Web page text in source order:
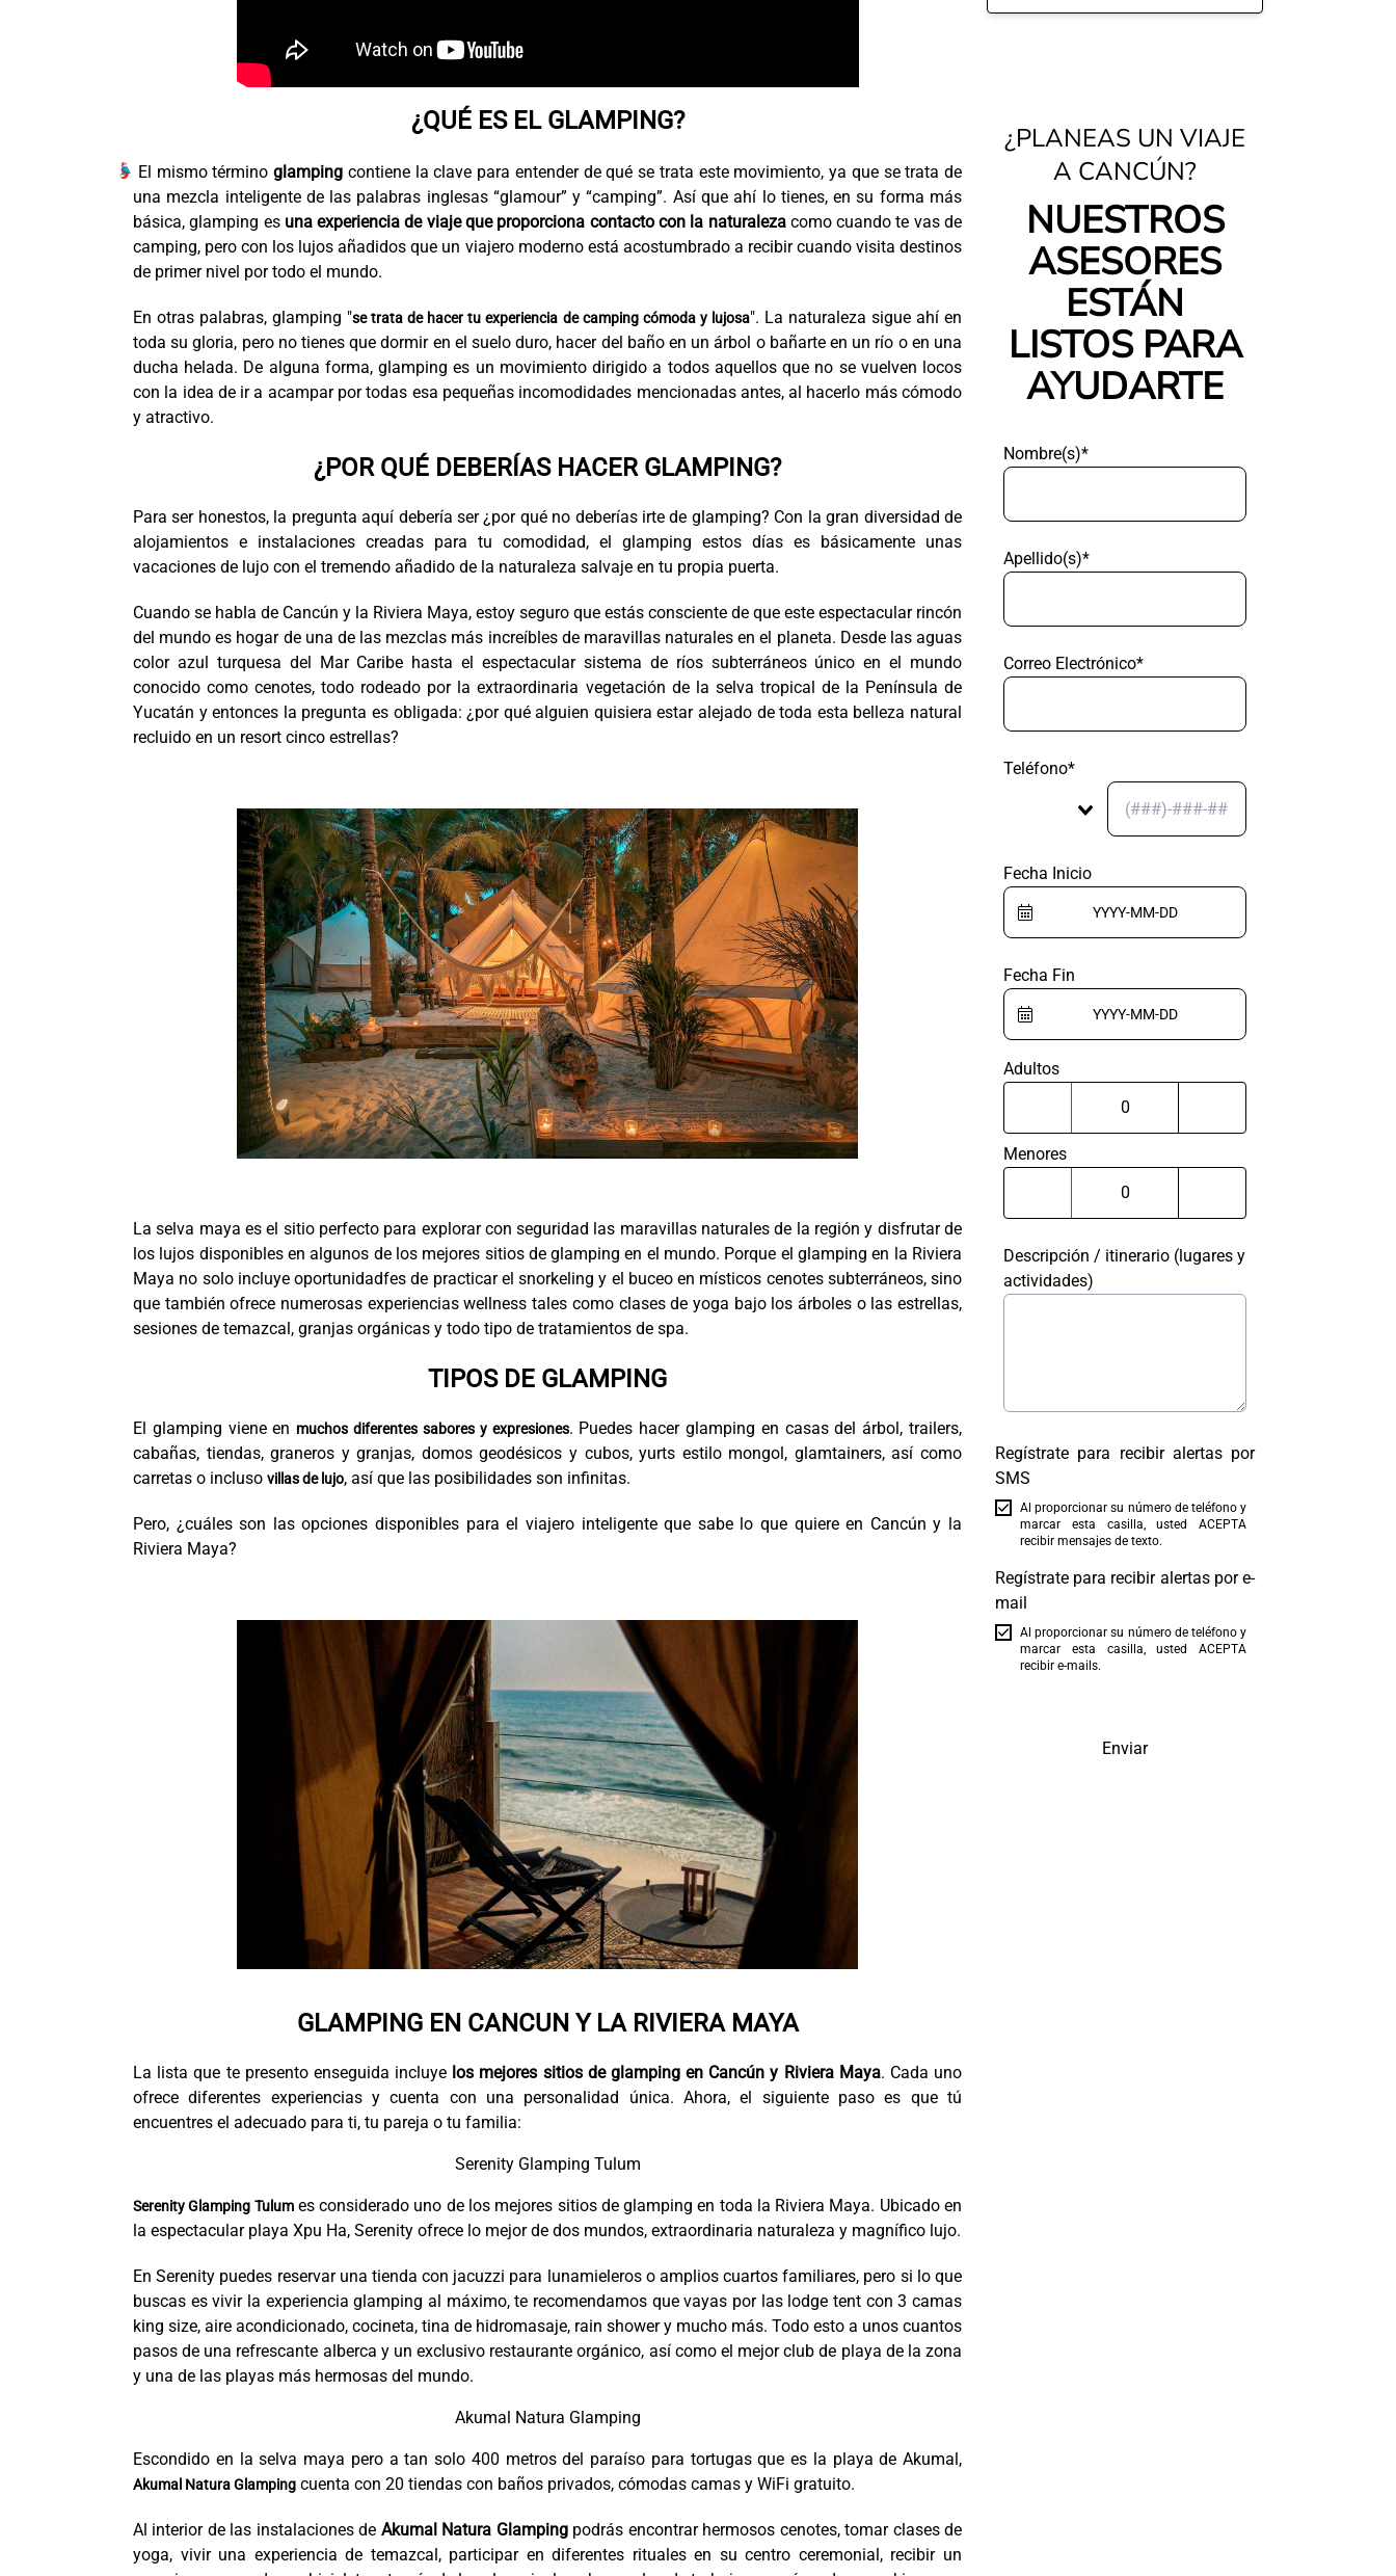
¿QUÉ ES EL GLAMPING?
El mismo término glamping contiene la clave para entender de qué se trata este movimiento, ya que se trata de
una mezcla inteligente de las palabras inglesas “glamour” y “camping”. Así que ahí lo tienes, en su forma más
básica, glamping es una experiencia de viaje que proporciona contacto con la naturalezacomo cuando te vas de
camping, pero con los lujos añadidos que un viajero moderno está acostumbrado a recibir cuando visita destinos
de primer nivel por todo el mundo.
En otras palabras, glamping "se trata de hacer tu experiencia de camping cómoda y lujosa". La naturaleza sigue ahí en
toda su gloria, pero no tienes que dormir en el suelo duro, hacer del baño en un árbol o bañarte en un río o en una
ducha helada. De alguna forma, glamping es un movimiento dirigido a todos aquellos que no se vuelven locos
con la idea de ir a acampar por todas esa pequeñas incomodidades mencionadas antes, al hacerlo más cómodo
y atractivo.
¿POR QUÉ DEBERÍAS HACER GLAMPING?
Para ser honestos, la pregunta aquí debería ser ¿por qué no deberías irte de glamping? Con la gran diversidad de
alojamientos e instalaciones creadas para tu comodidad, el glamping estos días es básicamente unas
vacaciones de lujo con el tremendo añadido de la naturaleza salvaje en tu propia puerta.
Cuando se habla de Cancún y la Riviera Maya, estoy seguro que estás consciente de que este espectacular rincón
del mundo es hogar de una de las mezclas más increíbles de maravillas naturales en el planeta. Desde las aguas
color azul turquesa del Mar Caribe hasta el espectacular sistema de ríos subterráneos único en el mundo
conocido como cenotes, todo rodeado por la extraordinaria vegetación de la selva tropical de la Península de
Yucatán y entonces la pregunta es obligada: ¿por qué alguien quisiera estar alejado de toda esta belleza natural
recluido en un resort cinco estrellas?
La selva maya es el sitio perfecto para explorar con seguridad las maravillas naturales de la región y disfrutar de
los lujos disponibles en algunos de los mejores sitios de glamping en el mundo. Porque el glamping en la Riviera
Maya no solo incluye oportunidadfes de practicar el snorkeling y el buceo en místicos cenotes subterráneos, sino
que también ofrece numerosas experiencias wellness tales como clases de yoga bajo los árboles o las estrellas,
sesiones de temazcal, granjas orgánicas y todo tipo de tratamientos de spa.
TIPOS DE GLAMPING
El glamping viene en muchos diferentes sabores y expresiones. Puedes hacer glamping en casas del árbol, trailers,
cabañas, tiendas, graneros y granjas, domos geodésicos y cubos, yurts estilo mongol, glamtainers, así como
carretas o incluso villas de lujo, así que las posibilidades son infinitas.
Pero, ¿cuáles son las opciones disponibles para el viajero inteligente que sabe lo que quiere en Cancún y la
Riviera Maya?
GLAMPING EN CANCUN Y LA RIVIERA MAYA
La lista que te presento enseguida incluye los mejores sitios de glamping en Cancún y Riviera Maya. Cada uno
ofrece diferentes experiencias y cuenta con una personalidad única. Ahora, el siguiente paso es que tú
encuentres el adecuado para ti, tu pareja o tu familia:
Serenity Glamping Tulum
Serenity Glamping Tulumes considerado uno de los mejores sitios de glamping en toda la Riviera Maya. Ubicado en
la espectacular playa Xpu Ha, Serenity ofrece lo mejor de dos mundos, extraordinaria naturaleza y magnífico lujo.
En Serenity puedes reservar una tienda con jacuzzi para lunamieleros o amplios cuartos familiares, pero si lo que
buscas es vivir la experiencia glamping al máximo, te recomendamos que vayas por las lodge tent con 3 camas
king size, aire acondicionado, cocineta, tina de hidromasaje, rain shower y mucho más. Todo esto a unos cuantos
pasos de una refrescante alberca y un exclusivo restaurante orgánico, así como el mejor club de playa de la zona
y una de las playas más hermosas del mundo.
Akumal Natura Glamping
Escondido en la selva maya pero a tan solo 400 metros del paraíso para tortugas que es la playa de Akumal,
Akumal Natura Glamping cuenta con 20 tiendas con baños privados, cómodas camas y WiFi gratuito.
Al interior de las instalaciones de Akumal Natura Glampingpodrás encontrar hermosos cenotes, tomar clases de
yoga, vivir una experiencia de temazcal, participar en diferentes rituales en su centro ceremonial, recibir un
¿PLANEAS UN VIAJE
A CANCÚN?
NUESTROS
ASESORES
ESTÁN
LISTOS PARA
AYUDARTE
Nombre(s)*
Apellido(s)*
Correo Electrónico*
Teléfono*
Fecha Inicio
Fecha Fin
Adultos
Menores
Descripción / itinerario (lugares y
actividades)
Regístrate para recibir alertas por
SMS
Al proporcionar su número de teléfono y
marcar esta casilla, usted ACEPTA
recibir mensajes de texto.
Regístrate para recibir alertas por e-
mail
Al proporcionar su número de teléfono y
marcar esta casilla, usted ACEPTA
recibir e-mails.
Enviar